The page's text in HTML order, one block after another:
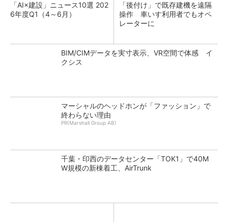
「AI×建設」ニュース10選 202
6年度Q1（4～6月）
「後付け」で既存建機を遠隔
操作 車いす利用者でもオペ
レーターに
BIM/CIMデータを実寸表示、VR空間で体感 イ
クシス
マーシャルのヘッドホンが「ファッション」で
終わらない理由
PR(Marshall Group AB)
千葉・印西のデータセンター「TOK1」で40M
W規模の新棟着工、AirTrunk